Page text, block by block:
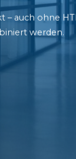
– auch ohne
werden.